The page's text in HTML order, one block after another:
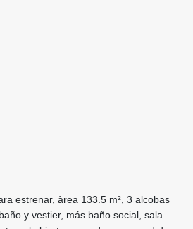
estrenar, àrea 133.5 m², 3 alcobas
y vestier, más baño social, sala